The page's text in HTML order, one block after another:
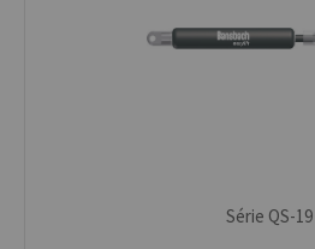
Série QS-19